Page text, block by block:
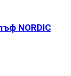
NORDIC